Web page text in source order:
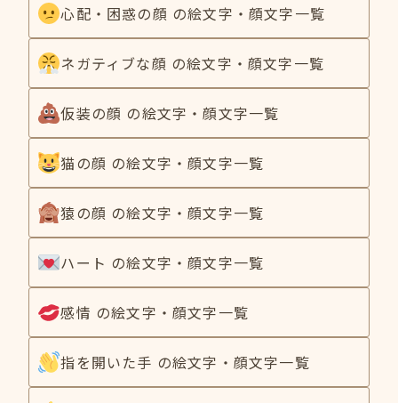
心配・困惑の顔 の絵文字・顔文字一覧
ネガティブな顔 の絵文字・顔文字一覧
仮装の顔 の絵文字・顔文字一覧
猫の顔 の絵文字・顔文字一覧
猿の顔 の絵文字・顔文字一覧
ハート の絵文字・顔文字一覧
感情 の絵文字・顔文字一覧
指を開いた手 の絵文字・顔文字一覧